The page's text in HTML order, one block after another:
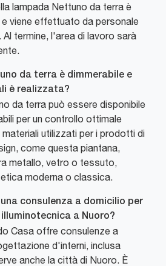
lampada Nettuno da terra è
viene effettuato da personale
termine, l'area di lavoro sarà
da terra è dimmerabile e
è realizzata?
da terra può essere disponibile
per un controllo ottimale
materiali utilizzati per i prodotti di
come questa piantana,
metallo, vetro o tessuto,
moderna o classica.
consulenza a domicilio per
a Nuoro?
Casa offre consulenze a
d'interni, inclusa
anche la città di Nuoro. È